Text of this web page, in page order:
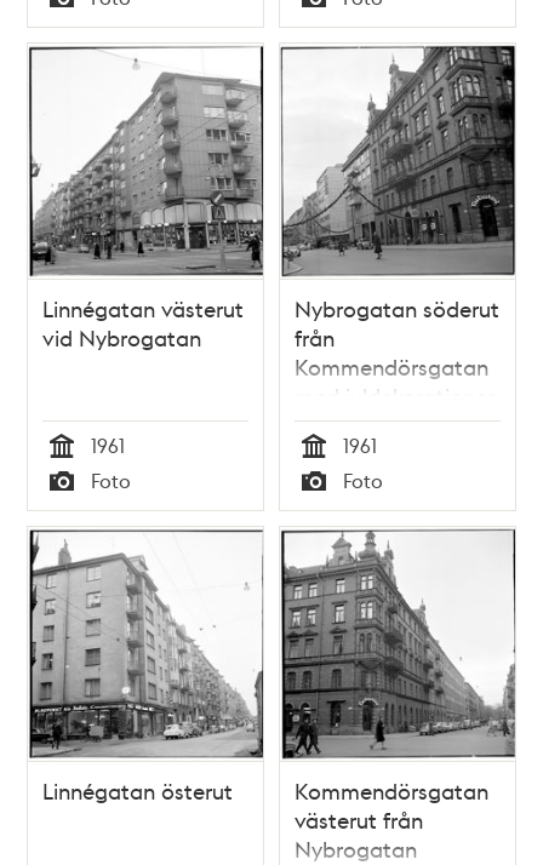
Typ Typ
Linnégatan västerut
vid Nybrogatan
Tid
1961
Typ
Foto
Nybrogatan söderut
från
Kommendörsgatan
med juldekorationer
Tid
1961
Typ
Foto
Linnégatan österut
Kommendörsgatan
västerut från
Nybrogatan